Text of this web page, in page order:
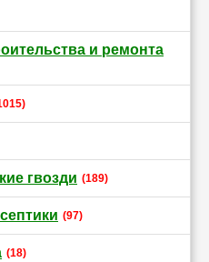
и ремонта
гвозди (189)
(97)
(18)